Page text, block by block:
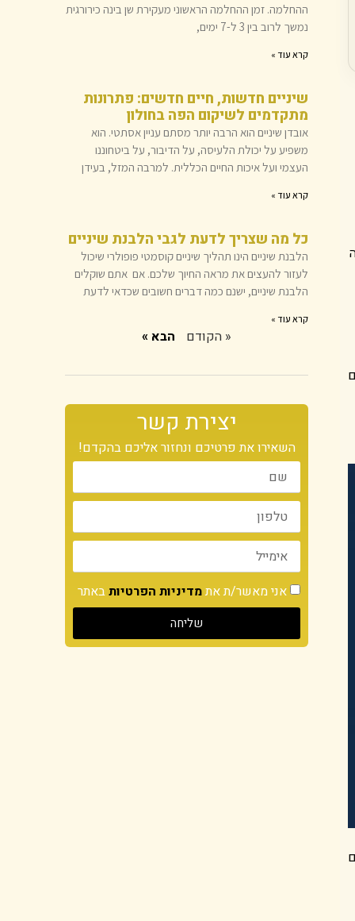
ההחלמה. זמן ההחלמה הראשוני מעקירת שן בינה כירורגית
נמשך לרוב בין 3 ל-7 ימים,
קרא עוד »
שיניים חדשות, חיים חדשים: פתרונות
מתקדמים לשיקום הפה בחולון
אובדן שיניים הוא הרבה יותר מסתם עניין אסתטי. הוא
משפיע על יכולת הלעיסה, על הדיבור, על ביטחוננו
העצמי ועל איכות החיים הכללית. למרבה המזל, בעידן
קרא עוד »
כל מה שצריך לדעת לגבי הלבנת שיניים
הלבנת שיניים הינו תהליך שיניים קוסמטי פופולרי שיכול
לעזור להעצים את מראה החיוך שלכם. אם אתם שוקלים
הלבנת שיניים, ישנם כמה דברים חשובים שכדאי לדעת
קרא עוד »
« הקודם הבא »
יצירת קשר
השאירו את פרטיכם ונחזור אליכם בהקדם!
אני מאשר/ת אתמדיניות הפרטיותבאתר
שליחה